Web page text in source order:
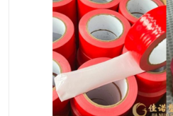
黑白保护膜
明蓝保护膜
印字保护膜